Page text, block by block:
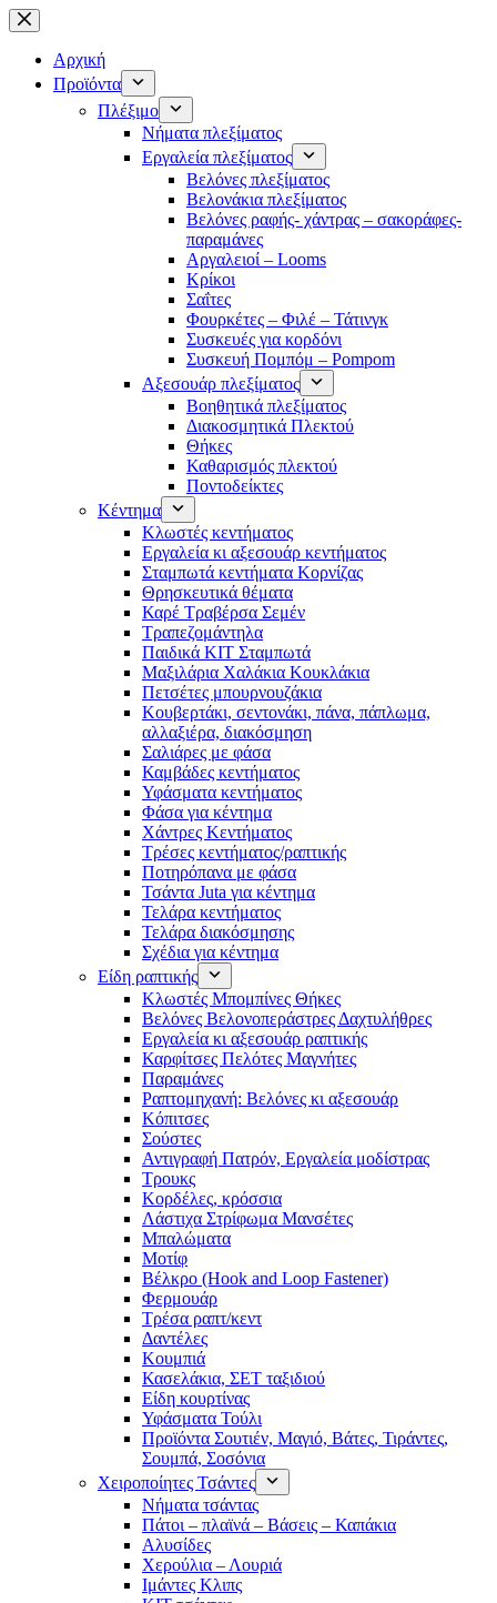
Μετάβαση
στο
περιεχόμενο
Αρχική
Προϊόντα
Πλέξιμο
Νήματα πλεξίματος
Εργαλεία πλεξίματος
Βελόνες πλεξίματος
Βελονάκια πλεξίματος
Βελόνες ραφής- χάντρας – σακοράφες-
παραμάνες
Αργαλειοί – Looms
Κρίκοι
Σαΐτες
Φουρκέτες – Φιλέ – Τάτινγκ
Συσκευές για κορδόνι
Συσκευή Πομπόμ – Pompom
Αξεσουάρ πλεξίματος
Βοηθητικά πλεξίματος
Διακοσμητικά Πλεκτού
Θήκες
Καθαρισμός πλεκτού
Ποντοδείκτες
Κέντημα
Κλωστές κεντήματος
Eργαλεία κι αξεσουάρ κεντήματος
Σταμπωτά κεντήματα Κορνίζας
Θρησκευτικά θέματα
Καρέ Τραβέρσα Σεμέν
Τραπεζομάντηλα
Παιδικά KIT Σταμπωτά
Μαξιλάρια Χαλάκια Κουκλάκια
Πετσέτες μπουρνουζάκια
Κουβερτάκι, σεντονάκι, πάνα, πάπλωμα,
αλλαξιέρα, διακόσμηση
Σαλιάρες με φάσα
Καμβάδες κεντήματος
Υφάσματα κεντήματος
Φάσα για κέντημα
Χάντρες Κεντήματος
Τρέσες κεντήματος/ραπτικής
Ποτηρόπανα με φάσα
Τσάντα Juta για κέντημα
Τελάρα κεντήματος
Τελάρα διακόσμησης
Σχέδια για κέντημα
Είδη ραπτικής
Κλωστές Μπομπίνες Θήκες
Βελόνες Βελονοπεράστρες Δαχτυλήθρες
Εργαλεία κι αξεσουάρ ραπτικής
Καρφίτσες Πελότες Μαγνήτες
Παραμάνες
Ραπτομηχανή: Βελόνες κι αξεσουάρ
Κόπιτσες
Σούστες
Αντιγραφή Πατρόν, Εργαλεία μοδίστρας
Τρουκς
Κορδέλες, κρόσσια
Λάστιχα Στρίφωμα Μανσέτες
Μπαλώματα
Mοτίφ
Βέλκρο (Hook and Loop Fastener)
Φερμουάρ
Τρέσα ραπτ/κεντ
Δαντέλες
Κουμπιά
Κασελάκια, ΣΕΤ ταξιδιού
Είδη κουρτίνας
Υφάσματα Τούλι
Προϊόντα Σουτιέν, Μαγιό, Βάτες, Τιράντες,
Σουμπά, Σοσόνια
Χειροποίητες Τσάντες
Νήματα τσάντας
Πάτοι – πλαϊνά – Βάσεις – Καπάκια
Αλυσίδες
Χερούλια – Λουριά
Ιμάντες Κλιπς